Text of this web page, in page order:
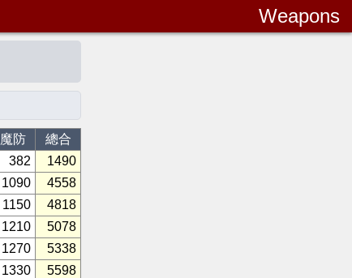
Weapons
魔防
總合
382
1490
1090
4558
1150
4818
1210
5078
1270
5338
1330 5598